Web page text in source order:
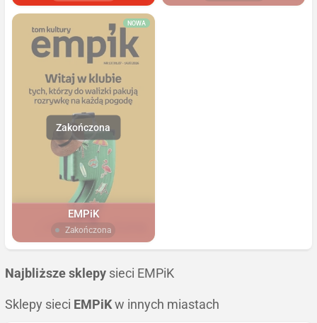
NOWA
EMPiK
Zakończona
Najbliższe sklepy sieci EMPiK
Sklepy sieci EMPiK w innych miastach